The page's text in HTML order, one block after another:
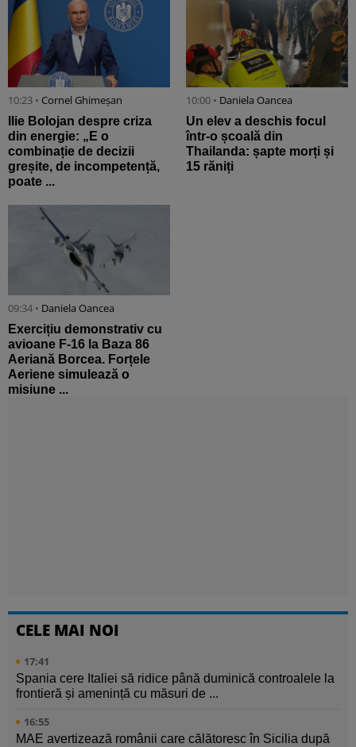
10:23 • Cornel Ghimeșan
Ilie Bolojan despre criza
din energie: „E o
combinație de decizii
greșite, de incompetență,
poate ...
10:00 • Daniela Oancea
Un elev a deschis focul
într-o școală din
Thailanda: șapte morți și
15 răniți
09:34 • Daniela Oancea
Exercițiu demonstrativ cu
avioane F-16 la Baza 86
Aeriană Borcea. Forțele
Aeriene simulează o
misiune ...
CELE MAI NOI
17:41
Spania cere Italiei să ridice până duminică controalele la
frontieră și amenință cu măsuri de ...
16:55
MAE avertizează românii care călătoresc în Sicilia după